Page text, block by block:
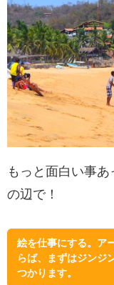
もっと面白い事
の辺で！
絵を仕事にする。ア
らば、まずはジンジ
つかります。